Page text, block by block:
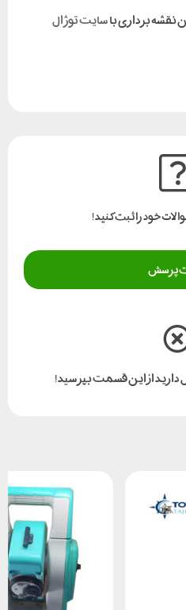
نقشه برداری باسایت توژال
خود را ثبت کنید!
پرسش
از این قسمت بپرسید!